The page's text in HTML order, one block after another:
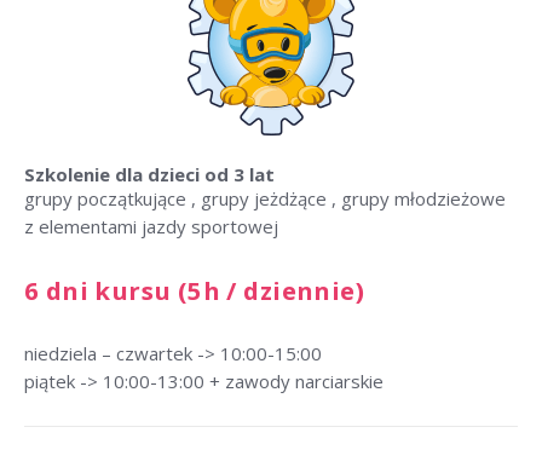
Szkolenie dla dzieci od 3 lat
grupy początkujące , grupy jeżdżące , grupy młodzieżowe
z elementami jazdy sportowej
6 dni kursu (5h / dziennie)
niedziela – czwartek -> 10:00-15:00
piątek -> 10:00-13:00 + zawody narciarskie